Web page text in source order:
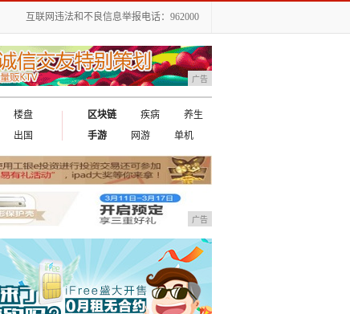
互联网违法和不良信息举报电话：962000
广告
楼盘
出国
区块链 疾病
养生
手游
网游 单机
广告